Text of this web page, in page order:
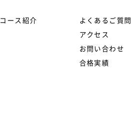
コース紹介
よくあるご質問
アクセス
お問い合わせ
合格実績